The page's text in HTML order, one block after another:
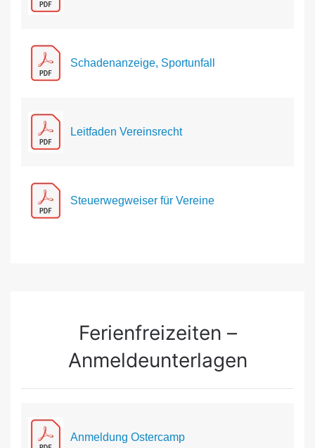
Schadenanzeige, Sportunfall
Leitfaden Vereinsrecht
Steuerwegweiser für Vereine
Ferienfreizeiten –
Anmeldeunterlagen
Anmeldung Ostercamp